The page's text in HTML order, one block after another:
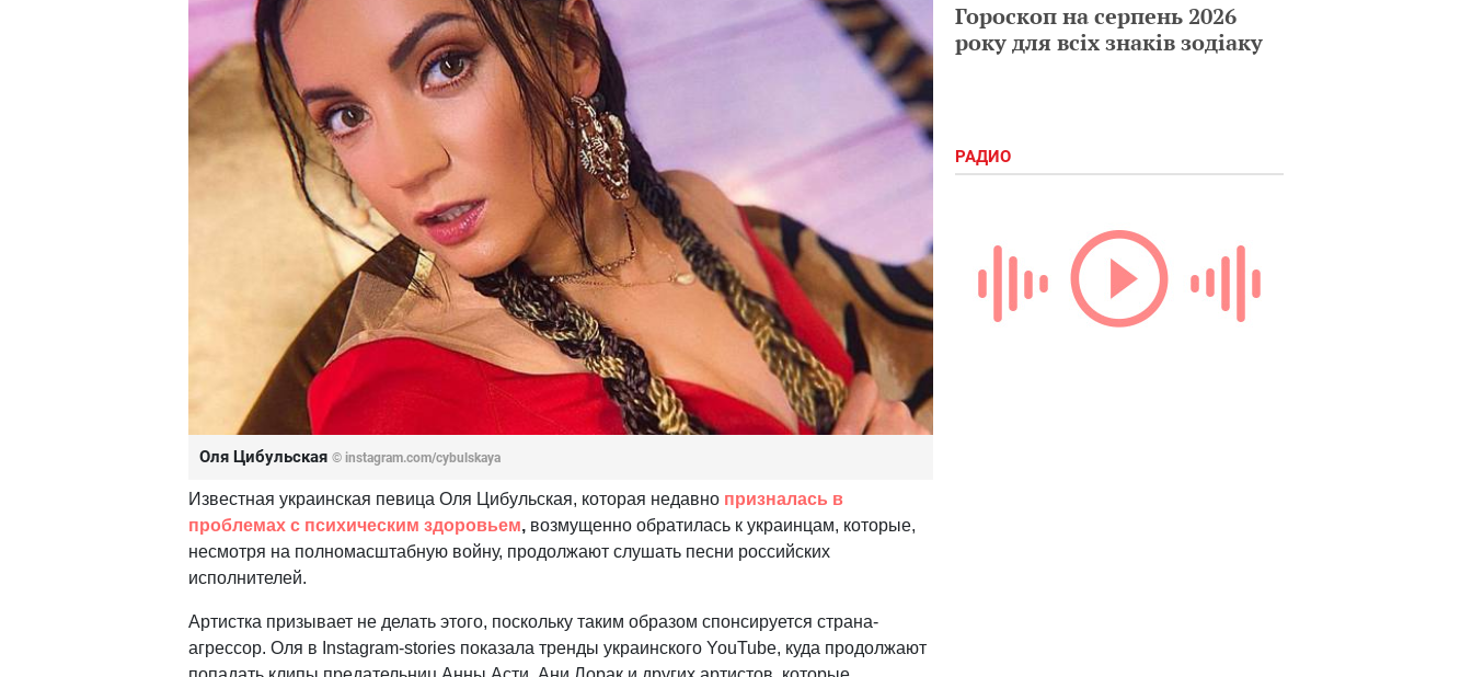
Оля Цибульская © instagram.com/cybulskaya
Известная украинская певица Оля Цибульская, которая недавно призналась в
проблемах с психическим здоровьем, возмущенно обратилась к украинцам, которые,
несмотря на полномасштабную войну, продолжают слушать песни российских
исполнителей.
Артистка призывает не делать этого, поскольку таким образом спонсируется страна-
агрессор. Оля в Instagram-stories показала тренды украинского YouTube, куда продолжают
Гороскоп на серпень 2026
року для всіх знаків зодіаку
РАДИО